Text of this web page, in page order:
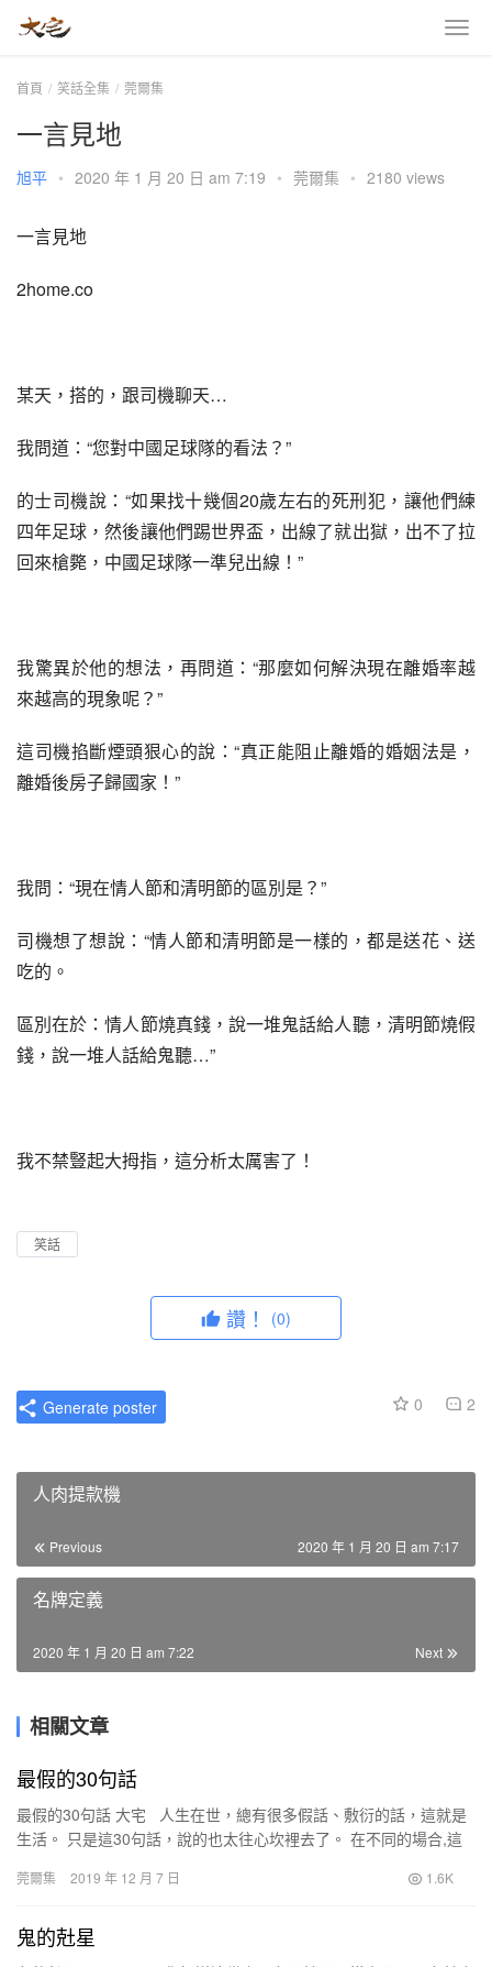
首頁 笑話全集 莞爾集
一言見地
旭平 • 2020 年 1 月 20 日 am 7:19 • 莞爾集 • 2180 views
一言見地
2home.co
某天，搭的，跟司機聊天…
我問道：“您對中國足球隊的看法？”
的士司機說：“如果找十幾個20歲左右的死刑犯，讓他們練
四年足球，然後讓他們踢世界盃，出線了就出獄，出不了拉
回來槍斃，中國足球隊一準兒出線！”
我驚異於他的想法，再問道：“那麼如何解決現在離婚率越
來越高的現象呢？”
這司機掐斷煙頭狠心的說：“真正能阻止離婚的婚姻法是，
離婚後房子歸國家！”
我問：“現在情人節和清明節的區別是？”
司機想了想說：“情人節和清明節是一樣的，都是送花、送
吃的。
區別在於：情人節燒真錢，說一堆鬼話給人聽，清明節燒假
錢，說一堆人話給鬼聽…”
我不禁豎起大拇指，這分析太厲害了！
笑話
讚！ (0)
0 2
Generate poster
人肉提款機
Previous 2020 年 1 月 20 日 am 7:17
名牌定義
Next
2020 年 1 月 20 日 am 7:22
相關文章
最假的30句話
最假的30句話 大宅 人生在世，總有很多假話、敷衍的話，這就是
生活。 只是這30句話，說的也太往心坎裡去了。 在不同的場合,這
莞爾集 2019 年 12 月 7 日 1.6K
鬼的兙星